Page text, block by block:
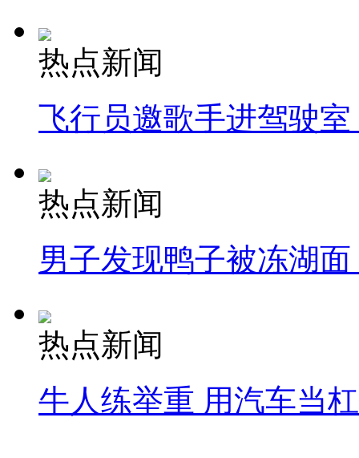
热点新闻
飞行员邀歌手进驾驶
热点新闻
男子发现鸭子被冻湖
热点新闻
牛人练举重 用汽车当